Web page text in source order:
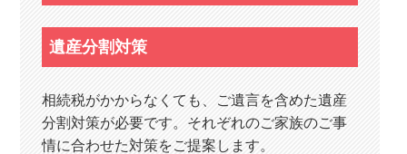
遺産分割対策
相続税がかからなくても、ご遺言を含めた遺産
分割対策が必要です。それぞれのご家族のご事
情に合わせた対策をご提案します。